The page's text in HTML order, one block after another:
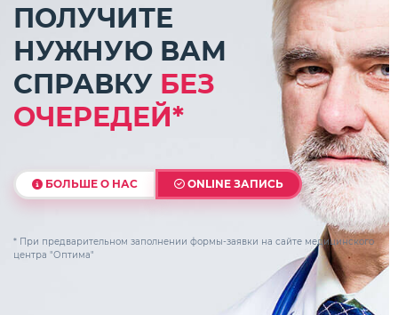
ПОЛУЧИТЕ
НУЖНУЮ ВАМ
СПРАВКУ БЕЗ
ОЧЕРЕДЕЙ*
БОЛЬШЕ О НАС ONLINE ЗАПИСЬ
* При предварительном заполнении формы-заявки на сайте медицинского
центра "Оптима"